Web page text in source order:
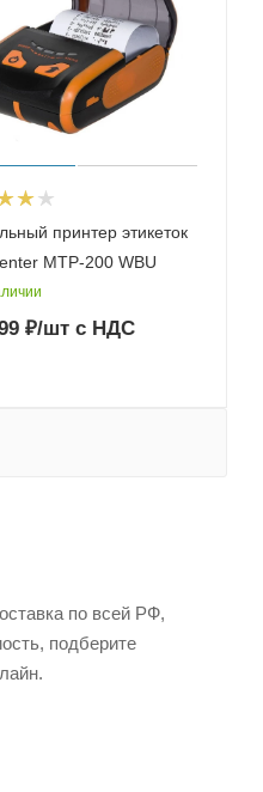
принтер этикеток
MTP-200 WBU
₽/штс НДС
по всей РФ,
подберите